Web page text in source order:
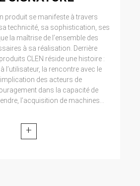
produit se manifeste à travers
technicité, sa sophistication, ses
la maîtrise de l’ensemble des
à sa réalisation. Derrière
CLEN réside une histoire :
l’utilisateur, la rencontre avec le
des acteurs de
dans la capacité de
l’acquisition de machines...
+